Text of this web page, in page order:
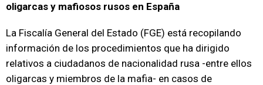
oligarcas y mafiosos rusos en España
La Fiscalía General del Estado (FGE) está recopilando
información de los procedimientos que ha dirigido
relativos a ciudadanos de nacionalidad rusa -entre ellos
oligarcas y miembros de la mafia- en casos de